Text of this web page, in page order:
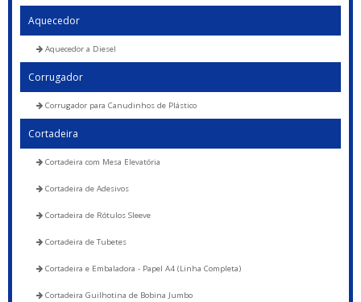
Aquecedor
Aquecedor a Diesel
Corrugador
Corrugador para Canudinhos de Plástico
Cortadeira
Cortadeira com Mesa Elevatória
Cortadeira de Adesivos
Cortadeira de Rótulos Sleeve
Cortadeira de Tubetes
Cortadeira e Embaladora - Papel A4 (Linha Completa)
Cortadeira Guilhotina de Bobina Jumbo